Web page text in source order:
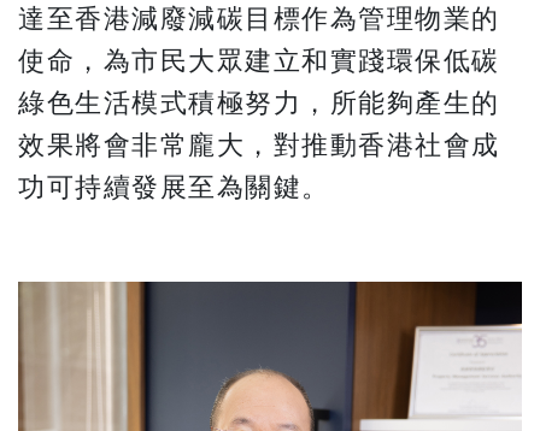
達至香港減廢減碳目標作為管理物業的
使命，為市民大眾建立和實踐環保低碳
綠色生活模式積極努力，所能夠產生的
效果將會非常龐大，對推動香港社會成
功可持續發展至為關鍵。